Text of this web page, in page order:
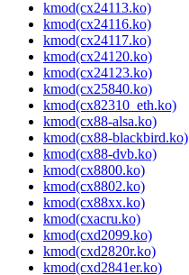
kmod(cx24113.ko)
kmod(cx24116.ko)
kmod(cx24117.ko)
kmod(cx24120.ko)
kmod(cx24123.ko)
kmod(cx25840.ko)
kmod(cx82310_eth.ko)
kmod(cx88-alsa.ko)
kmod(cx88-blackbird.ko)
kmod(cx88-dvb.ko)
kmod(cx8800.ko)
kmod(cx8802.ko)
kmod(cx88xx.ko)
kmod(cxacru.ko)
kmod(cxd2099.ko)
kmod(cxd2820r.ko)
kmod(cxd2841er.ko)